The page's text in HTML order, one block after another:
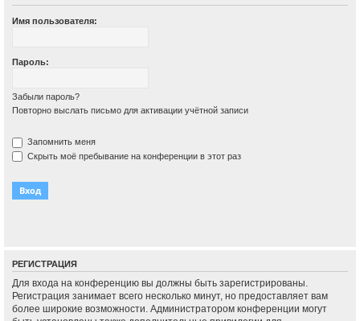
с
Имя пользователя:
Пароль:
Забыли пароль?
Повторно выслать письмо для активации учётной записи
Запомнить меня
Скрыть моё пребывание на конференции в этот раз
РЕГИСТРАЦИЯ
Для входа на конференцию вы должны быть зарегистрированы.
Регистрация занимает всего несколько минут, но предоставляет вам
более широкие возможности. Администратором конференции могут